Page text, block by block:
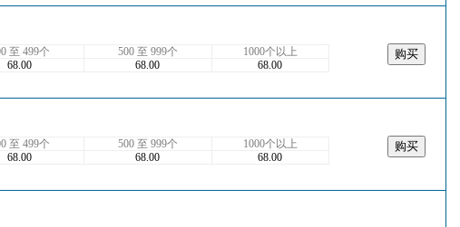
至 499个 500 至 999个
1000个以上
68.00 68.00
68.00
至 499个 500 至 999个
1000个以上
68.00 68.00
68.00